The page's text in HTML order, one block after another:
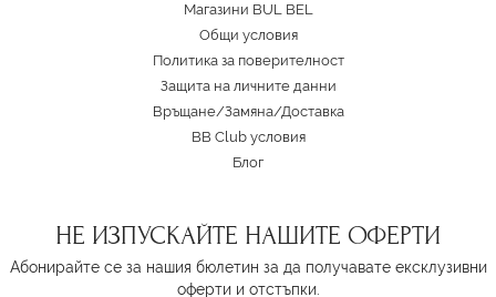
Магазини BUL BEL
Oбщи условия
Политика за поверителност
Защита на личните данни
Връщане/Замяна/Доставка
BB Club условия
Блог
НЕ ИЗПУСКАЙТЕ НАШИТЕ ОФЕРТИ
Абонирайте се за нашия бюлетин за да получавате ексклузивни
оферти и отстъпки.